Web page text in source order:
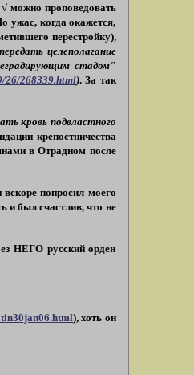
можно проповедовать
ужас, когда окажется,
перестройку),
целеполагание
стадом"
26/268339.html).За так
кровь подвластного
крепостничества
в Отрадном после
попросил моего
и был счастлив, что не
НЕГО русский орден
), хоть он